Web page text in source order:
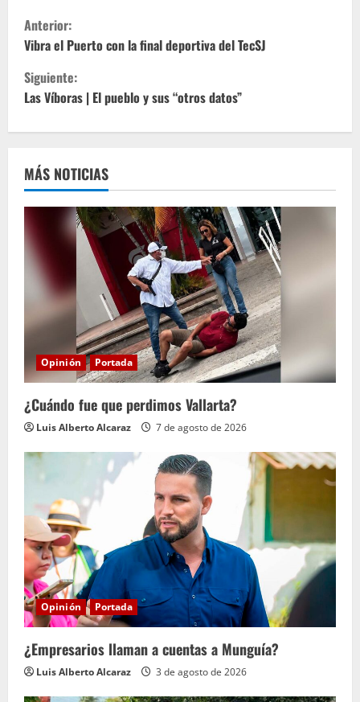
S
i
g
l
e
y
n
d
o
Anterior:
Vibra el Puerto con la final deportiva del TecSJ
Siguiente:
Las Víboras | El pueblo y sus “otros datos”
MÁS NOTICIAS
Opinión Portada
¿Cuándo fue que perdimos Vallarta?
Luis Alberto Alcaraz 7 de agosto de 2026
Opinión Portada
¿Empresarios llaman a cuentas a Munguía?
Luis Alberto Alcaraz 3 de agosto de 2026